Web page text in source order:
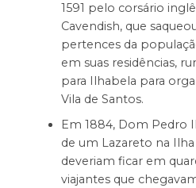
1591 pelo corsário
Cavendish, que
pertences da
em suas residências,
para Ilhabela para
Vila de Santos.
Em 1884, Dom Pedro
de um Lazareto na
deveriam ficar em
viajantes que